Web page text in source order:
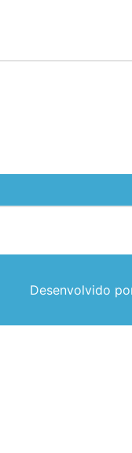
Desenvolvido